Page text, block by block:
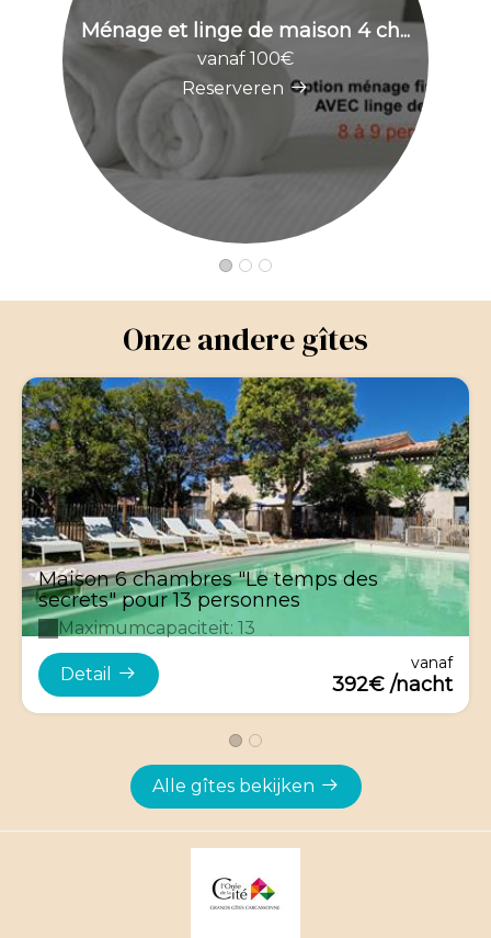
Ménage et linge de maison 4 ch...
vanaf 100€
Reserveren
Onze andere gîtes
Maison 6 chambres "Le temps des
secrets" pour 13 personnes
Maximumcapaciteit: 13
Detail
vanaf
392€ /nacht
Alle gîtes bekijken